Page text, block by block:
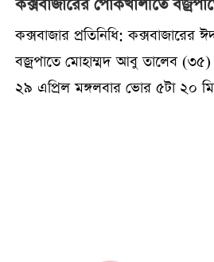
কক্সবাজারের পোকখালীতে
কক্সবাজার প্রতিনিধি:
বজ্রপাতে মোহাম্মদ আবু তালেব
২৯ এপ্রিল মঙ্গলবার ভোর ৫টা ২০